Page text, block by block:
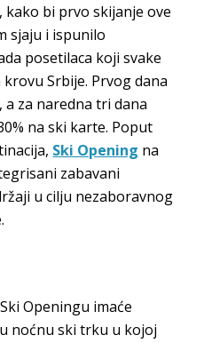
bi prvo skijanje ove
sjaju i ispunilo
posetilaca koji svake
Srbije. Prvog dana
za naredna tri dana
na ski karte. Poput
Ski Opening na
zabavani
u cilju nezaboravnog
Openingu imaće
noćnu ski trku u kojoj